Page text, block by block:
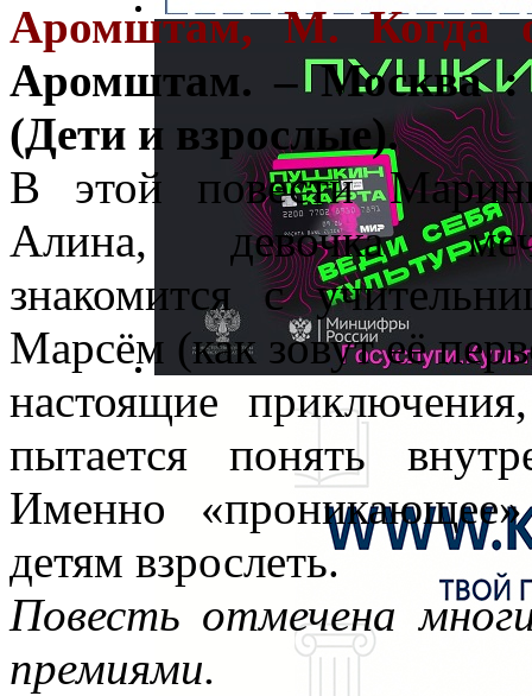
Аромштам, М. Когда
Аромштам. – Москва :
(Дети и взрослые).
В этой повести
Алина, девочка
знакомится с
Марсём (как зовут её
настоящие
пытается понять
Именно
детям взрослеть.
Повесть отмечена
премиями.